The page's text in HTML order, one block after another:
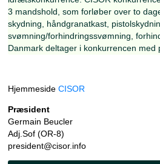
medlemmer. På kongressen
til forsvar og sikkerhed, så som
det civile samfund.
3 mandshold, som forløber over
svømning/
Danmark deltager i